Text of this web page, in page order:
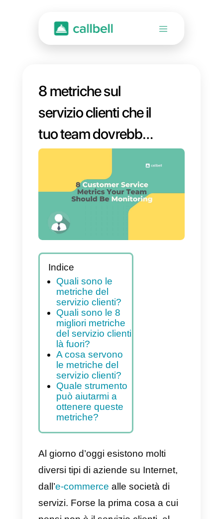
8 metriche sul
servizio clienti che il
tuo team dovrebbe
monitorare
Indice
Quali sono le
metriche del
servizio clienti?
Quali sono le 8
migliori metriche
del servizio clienti
là fuori?
A cosa servono
le metriche del
servizio clienti?
Quale strumento
può aiutarmi a
ottenere queste
metriche?